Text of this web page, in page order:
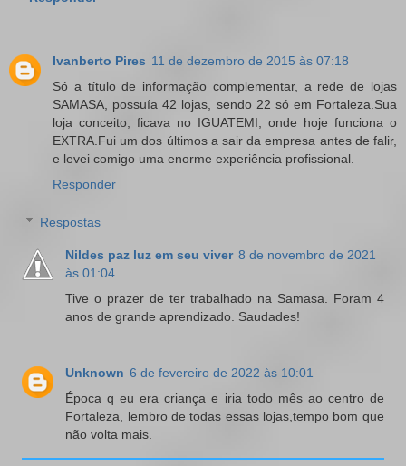
Ivanberto Pires 11 de dezembro de 2015 às 07:18
Só a título de informação complementar, a rede de lojas
SAMASA, possuía 42 lojas, sendo 22 só em Fortaleza.Sua
loja conceito, ficava no IGUATEMI, onde hoje funciona o
EXTRA.Fui um dos últimos a sair da empresa antes de falir,
e levei comigo uma enorme experiência profissional.
Responder
Respostas
Nildes paz luz em seu viver 8 de novembro de 2021
às 01:04
Tive o prazer de ter trabalhado na Samasa. Foram 4
anos de grande aprendizado. Saudades!
Unknown 6 de fevereiro de 2022 às 10:01
Época q eu era criança e iria todo mês ao centro de
Fortaleza, lembro de todas essas lojas,tempo bom que
não volta mais.